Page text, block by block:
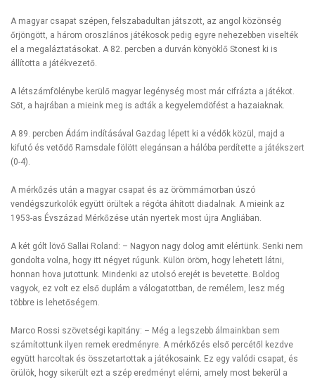
A magyar csapat szépen, felszabadultan játszott, az angol közönség
őrjöngött, a három oroszlános játékosok pedig egyre nehezebben viselték
el a megaláztatásokat. A 82. percben a durván könyöklő Stonest ki is
állította a játékvezető.
A létszámfölénybe kerülő magyar legénység most már cifrázta a játékot.
Sőt, a hajrában a mieink meg is adták a kegyelemdöfést a hazaiaknak.
A 89. percben Ádám indításával Gazdag lépett ki a védők közül, majd a
kifutó és vetődő Ramsdale fölött elegánsan a hálóba perdítette a játékszert
(0-4).
A mérkőzés után a magyar csapat és az örömmámorban úszó
vendégszurkolók együtt örültek a régóta áhított diadalnak. A mieink az
1953-as Évszázad Mérkőzése után nyertek most újra Angliában.
A két gólt lövő Sallai Roland: – Nagyon nagy dolog amit elértünk. Senki nem
gondolta volna, hogy itt négyet rúgunk. Külön öröm, hogy lehetett látni,
honnan hova jutottunk. Mindenki az utolsó erejét is bevetette. Boldog
vagyok, ez volt ez első duplám a válogatottban, de remélem, lesz még
többre is lehetőségem.
Marco Rossi szövetségi kapitány: – Még a legszebb álmainkban sem
számítottunk ilyen remek eredményre. A mérkőzés első percétől kezdve
együtt harcoltak és összetartottak a játékosaink. Ez egy valódi csapat, és
örülök, hogy sikerült ezt a szép eredményt elérni, amely most bekerül a